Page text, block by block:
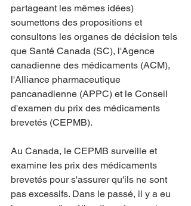
partageant les mêmes idées)
soumettons des propositions et
consultons les organes de décision tels
que Santé Canada (SC), l'Agence
canadienne des médicaments (ACM),
l'Alliance pharmaceutique
pancanadienne (APPC) et le Conseil
d'examen du prix des médicaments
brevetés (CEPMB).
Au Canada, le CEPMB surveille et
examine les prix des médicaments
brevetés pour s'assurer qu'ils ne sont
pas excessifs. Dans le passé, il y a eu